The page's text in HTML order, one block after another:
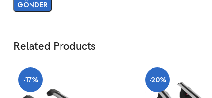
Related Products
-17% -20%